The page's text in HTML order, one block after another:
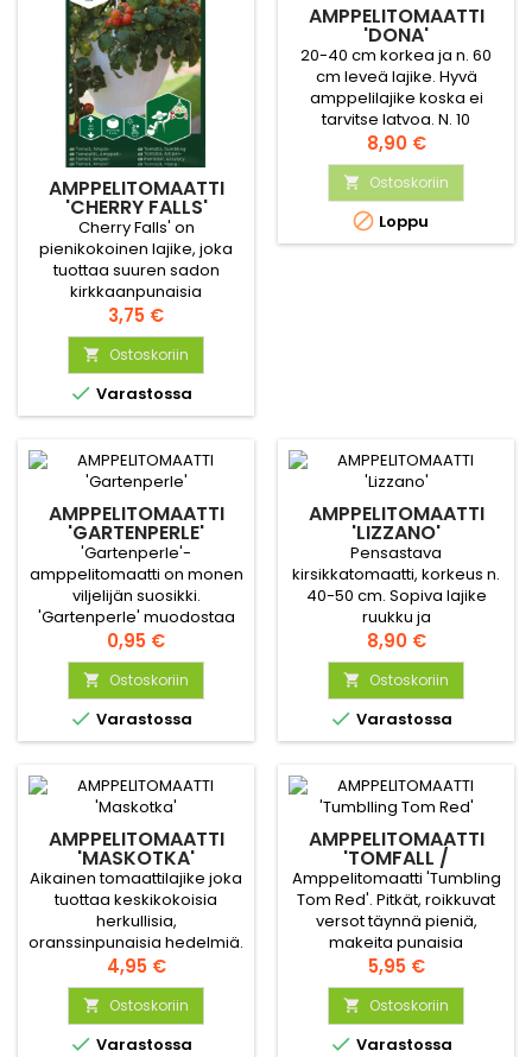
AMPPELITOMAATTI
'CHERRY FALLS'
Cherry Falls' on
pienikokoinen lajike, joka
tuottaa suuren sadon
kirkkaanpunaisia
kirsikkatomaatteja.
Tomaatin maku on makea
ja mehukas, ja siinä on
hieman happamuutta.
Taimi ei kasva korkeaksi,
mutta levittäytyy mielellään
ruukkuun tai amppeliin
terassille tai parvekkeelle.
Hinta
3,75 €
 Ostoskoriin
 Varastossa
AMPPELITOMAATTI
'DONA'
20-40 cm korkea ja n. 60
cm leveä lajike. Hyvä
amppelilajike koska ei
tarvitse latvoa. N. 10
tomaattia/terttu. Saattaa
tuottaa yli 100 makeaa
tomaattia.
Hinta
8,90 €
 Ostoskoriin
 Loppu
AMPPELITOMAATTI
'GARTENPERLE'
'Gartenperle'-
amppelitomaatti on monen
viljelijän suosikki.
'Gartenperle' muodostaa
matalan taimen ja tuottaa
makeita, mehukkaita,
punaisia hedelmiä, joiden
kuori on ohut. Tomaatin
maku on herkullisen
makea. Hedelmät ovat
tertuissa.
Hinta
0,95 €
 Ostoskoriin
 Varastossa
AMPPELITOMAATTI
'LIZZANO'
Pensastava
kirsikkatomaatti, korkeus n.
40-50 cm. Sopiva lajike
ruukku ja
amppelikasvatukseen.
Hedelmät ovat
kirkkaanpunaise ja makeat.
Satoa saa koko kesän.
Hinta
8,90 €
 Ostoskoriin
 Varastossa
AMPPELITOMAATTI
'MASKOTKA'
Aikainen tomaattilajike joka
tuottaa keskikokoisia
herkullisia,
oranssinpunaisia hedelmiä.
Hyvä lajike
kasvihuoneeseen tai
lämpimälle ja aurinkoiselle
paikalle.
Hinta
4,95 €
 Ostoskoriin
 Varastossa
AMPPELITOMAATTI
'TOMFALL /
TUMBLLING TOM'
Amppelitomaatti 'Tumbling
Tom Red'. Pitkät, roikkuvat
versot täynnä pieniä,
makeita punaisia
hedelmiä. Hedelmän
halkaisija 2-4 cm.
Hinta
5,95 €
 Ostoskoriin
 Varastossa